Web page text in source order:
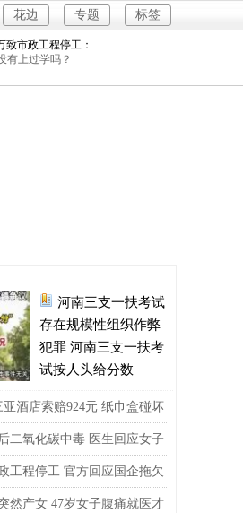
标签
专题
花边
缝，不然整天呆着容易头昏脑胀，
致市政工程停工：
有上过学吗？
妈妈突然产女：
空调后二氧化碳中毒：
。
致市政工程停工：
有上过学吗？
妈妈突然产女：
说，怕孩子不同意吧…
网吗？为什么这么多假结婚证？
河南三支一扶考试
存在规模性组织作弊
犯罪 河南三支一扶考
试按人头给分数
酒店索赔924元 纸巾盒碰坏
二氧化碳中毒 医生回应女子
工程停工 官方回应国企拖欠
然产女 47岁女子腹痛就医才